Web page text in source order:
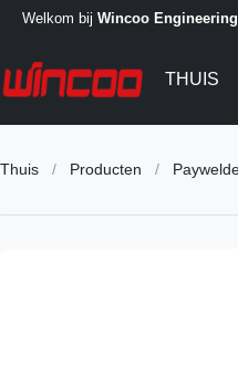
Welkom bij Wincoo
THUIS
Thuis / Producten /